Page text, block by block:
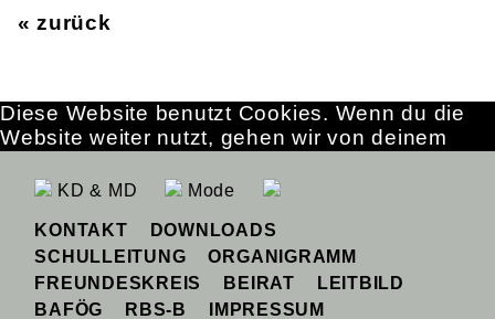
« zurück
KD & MD Mode
KONTAKT
DOWNLOADS
SCHULLEITUNG
ORGANIGRAMM
FREUNDESKREIS
BEIRAT
LEITBILD
BAFÖG
RBS-B IMPRESSUM
Diese Website benutzt Cookies. Wenn du die
Website weiter nutzt, gehen wir von deinem